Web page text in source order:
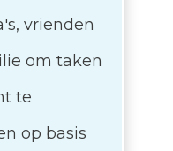
vrienden
om taken
te
op basis